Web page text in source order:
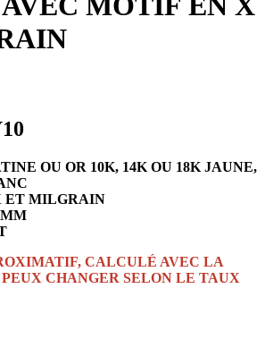
OU OR 10K, 14K OU 18K JAUNE,
ET MILGRAIN
CALCULÉ AVEC LA
CHANGER SELON LE TAUX